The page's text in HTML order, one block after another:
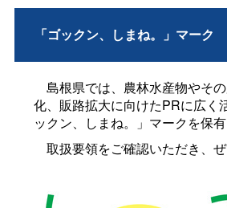
「ゴックン、しまね。」マーク
島根県では、農林水産物やそ
化、販路拡大に向けたPRに広く
ックン、しまね。」マークを保有
取扱要領をご確認いただき、ぜ